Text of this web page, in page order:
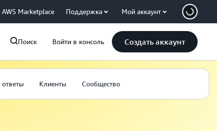
AWS Marketplace Поддержка Мой аккаунт
Поиск Войти в консоль Создать аккаунт
Клиенты Сообщество